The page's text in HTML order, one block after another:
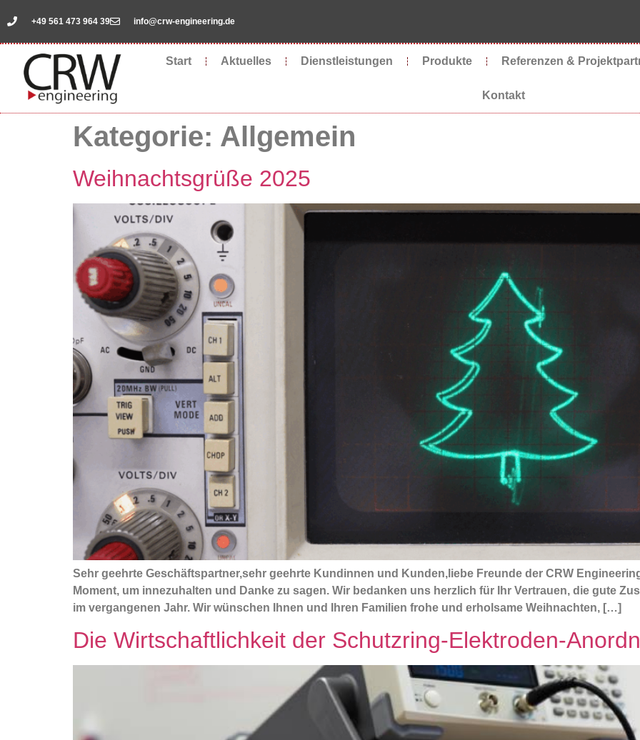
springen+49 561 473 964 39 info@crw-engineering.de
Start Aktuelles Dienstleistungen Produkte Referenzen &
Kontakt
Kategorie: Allgemein
Weihnachtsgrüße 2025
Sehr geehrte Geschäftspartner,sehr geehrte Kundinnen und Kunden,liebe Freunde der CRW
Moment, um innezuhalten und Danke zu sagen. Wir bedanken uns herzlich für Ihr Vertrauen, die gute
im vergangenen Jahr. Wir wünschen Ihnen und Ihren Familien frohe und erholsame Weihnachten, […]
Die Wirtschaftlichkeit der Schutzring-Elektroden-